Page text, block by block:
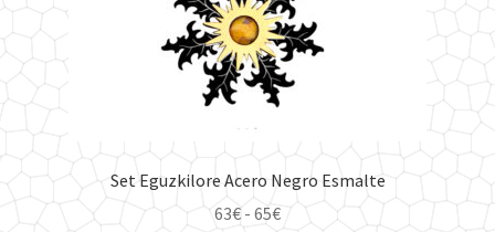
Set Eguzkilore Acero Negro Esmalte
63€ - 65€Rango